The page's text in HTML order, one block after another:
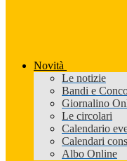
Novità
Le notizie
Bandi e
Giornalino
Le circolari
Calendario
Calendari
Albo Online